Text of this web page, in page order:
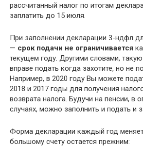
рассчитанный налог по итогам
заплатить до 15 июля.
При заполнении декларации 3-ндфл
— срок подачи не ограничивается
текущем году. Другими словами,
вправе подать когда захотите, но не
Например, в 2020 году Вы можете
2018 и 2017 годы для получения
возврата налога. Будучи на пенсии, в
случаях, можно заполнить и подать и
Форма декларации каждый год
большому счету остается прежним: